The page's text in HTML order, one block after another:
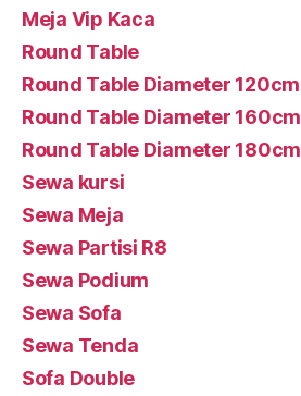
Meja Vip Kaca
Round Table
Round Table Diameter 120cm
Round Table Diameter 160cm
Round Table Diameter 180cm
Sewa kursi
Sewa Meja
Sewa Partisi R8
Sewa Podium
Sewa Sofa
Sewa Tenda
Sofa Double